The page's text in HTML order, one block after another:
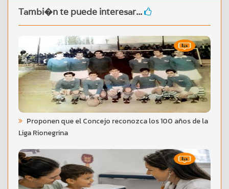
Tambi�n te puede interesar...
Proponen que el Concejo reconozca los 100 años de la
Liga Rionegrina